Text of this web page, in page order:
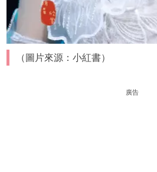
（圖片來源：小紅書）
廣告